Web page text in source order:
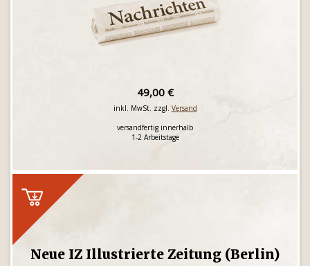
49,00 €
inkl. MwSt. zzgl. Versand
versandfertig innerhalb
1-2 Arbeitstage
Neue IZ Illustrierte Zeitung (Berlin)